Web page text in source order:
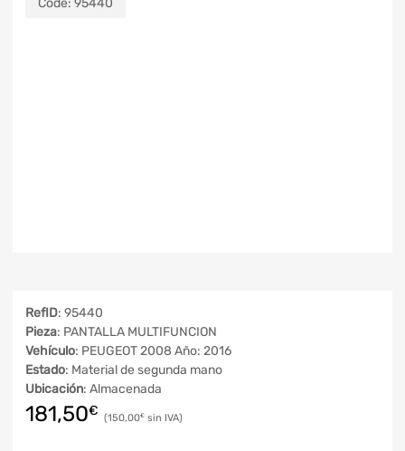
Code: 95440
RefID: 95440
Pieza: PANTALLA MULTIFUNCION
Vehículo: PEUGEOT 2008 Año: 2016
Estado: Material de segunda mano
Ubicación: Almacenada
181,50€ 150,00€